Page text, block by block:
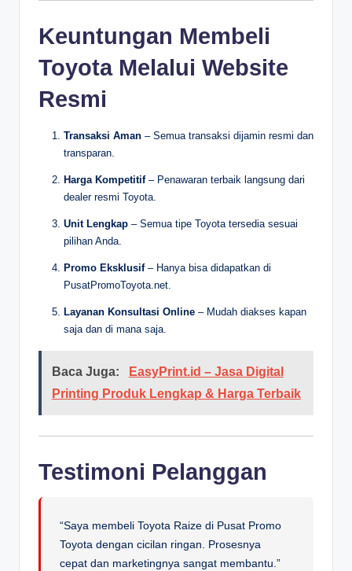
Keuntungan Membeli
Toyota Melalui Website
Resmi
Transaksi Aman – Semua transaksi dijamin resmi dan
transparan.
Harga Kompetitif– Penawaran terbaik langsung dari
dealer resmi Toyota.
Unit Lengkap – Semua tipe Toyota tersedia sesuai
pilihan Anda.
Promo Eksklusif– Hanya bisa didapatkan di
PusatPromoToyota.net.
Layanan Konsultasi Online – Mudah diakses kapan
saja dan di mana saja.
Baca Juga:
EasyPrint.id – Jasa Digital
Printing Produk Lengkap & Harga Terbaik
Testimoni Pelanggan
“Saya membeli Toyota Raize di Pusat Promo
Toyota dengan cicilan ringan. Prosesnya
cepat dan marketingnya sangat membantu.”